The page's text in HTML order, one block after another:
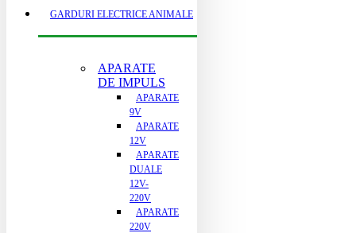
GARDURI ELECTRICE ANIMALE
APARATE
DE IMPULS
APARATE
9V
APARATE
12V
APARATE
DUALE
12V-
220V
APARATE
220V